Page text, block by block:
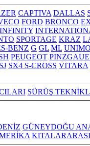
CAPTIVA DALLAS
FORD BRONCO
INFINITY
SPORTAGE KRAZ
BENZ G GL ML
PEUGEOT
SJ SX4 S-CROSS VITARA
SÜRÜŞ
GÜNEYDOĞU
KITALARARASI